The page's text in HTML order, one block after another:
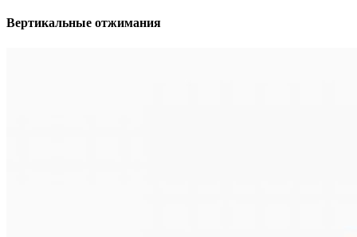
Вертикальные отжимания